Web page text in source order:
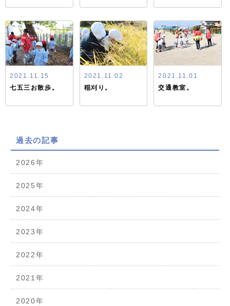
2021.11.15
七五三お散歩。
2021.11.02
稲刈り。
2021.11.01
交通教室。
過去の記事
2026年
2025年
2024年
2023年
2022年
2021年
2020年